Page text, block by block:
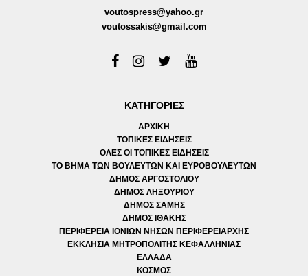
voutospress@yahoo.gr
voutossakis@gmail.com
ΚΑΤΗΓΟΡΙΕΣ
ΑΡΧΙΚΗ
ΤΟΠΙΚΕΣ ΕΙΔΗΣΕΙΣ
ΟΛΕΣ ΟΙ ΤΟΠΙΚΕΣ ΕΙΔΗΣΕΙΣ
ΤΟ ΒΗΜΑ ΤΩΝ ΒΟΥΛΕΥΤΩΝ ΚΑΙ ΕΥΡΟΒΟΥΛΕΥΤΩΝ
ΔΗΜΟΣ ΑΡΓΟΣΤΟΛΙΟΥ
ΔΗΜΟΣ ΛΗΞΟΥΡΙΟΥ
ΔΗΜΟΣ ΣΑΜΗΣ
ΔΗΜΟΣ ΙΘΑΚΗΣ
ΠΕΡΙΦΕΡΕΙΑ ΙΟΝΙΩΝ ΝΗΣΩΝ ΠΕΡΙΦΕΡΕΙΑΡΧΗΣ
ΕΚΚΛΗΣΙΑ ΜΗΤΡΟΠΟΛΙΤΗΣ ΚΕΦΑΛΛΗΝΙΑΣ
ΕΛΛΑΔΑ
ΚΟΣΜΟΣ